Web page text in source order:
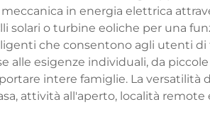
in energia elettrica
solari o turbine eoliche per una
che consentono agli utenti di
alle esigenze individuali, da
intere famiglie. La versatilità
attività all'aperto, località remote